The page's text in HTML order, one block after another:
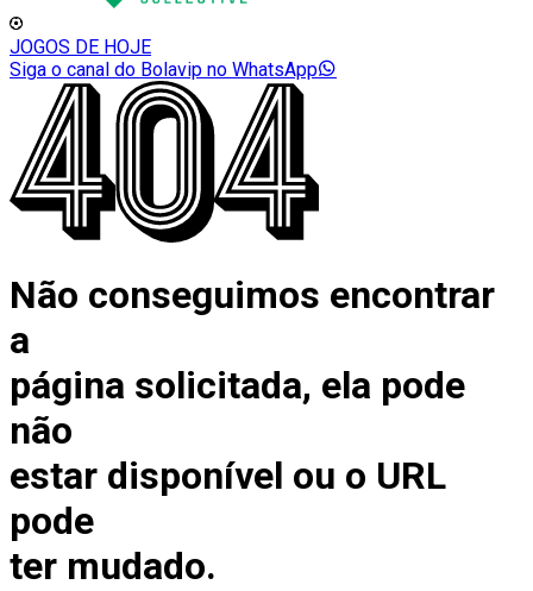
JOGOS DE HOJE
Siga o canal do Bolavip no WhatsApp
Não conseguimos encontrar
a
página solicitada, ela pode
não
estar disponível ou o URL
pode
ter mudado.